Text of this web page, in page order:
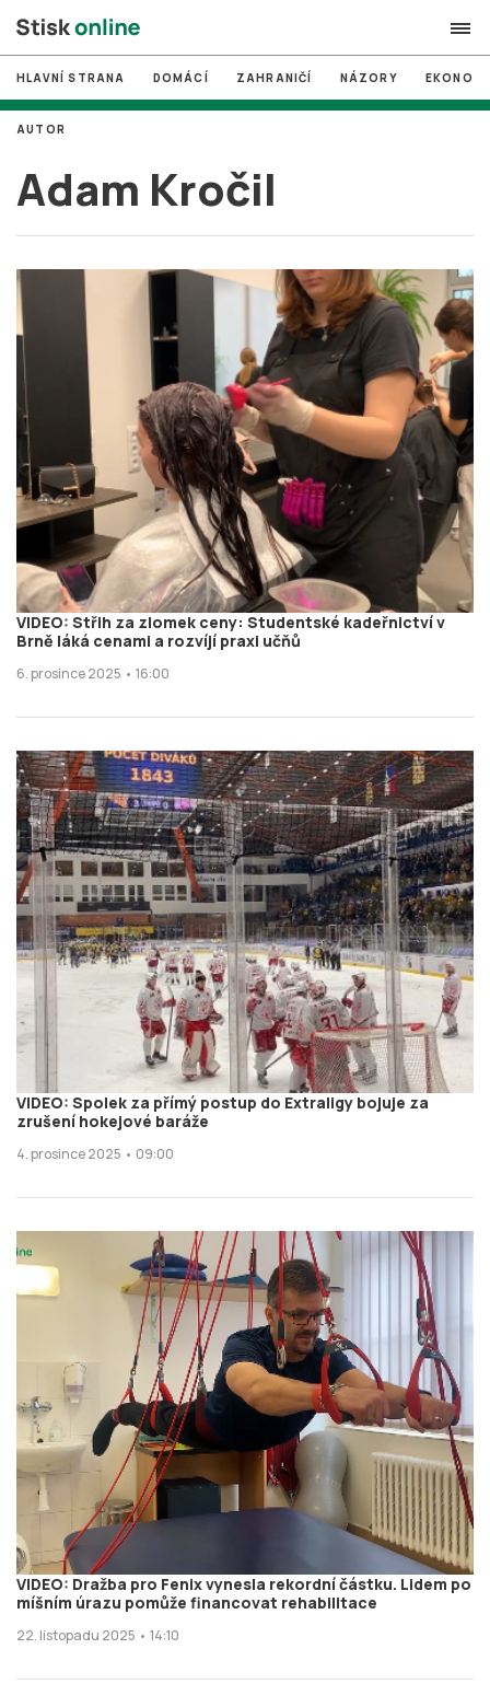
search
# MUNI
# Brno
# volby
login
Zapomněli jste heslo?
Založit nový účet
HLAVNÍ STRANA DOMÁCÍ ZAHRANIČÍ NÁZORY
Adam Kročil
AUTOR
VIDEO: Střih za zlomek ceny: Studentské kadeřnictví v
Brně láká cenami a rozvíjí praxi učňů
6. prosince 2025 • 16:00
VIDEO: Spolek za přímý postup do Extraligy bojuje za
zrušení hokejové baráže
4. prosince 2025 • 09:00
VIDEO: Dražba pro Fenix vynesla rekordní částku. Lidem po
míšním úrazu pomůže financovat rehabilitace
22. listopadu 2025 • 14:10